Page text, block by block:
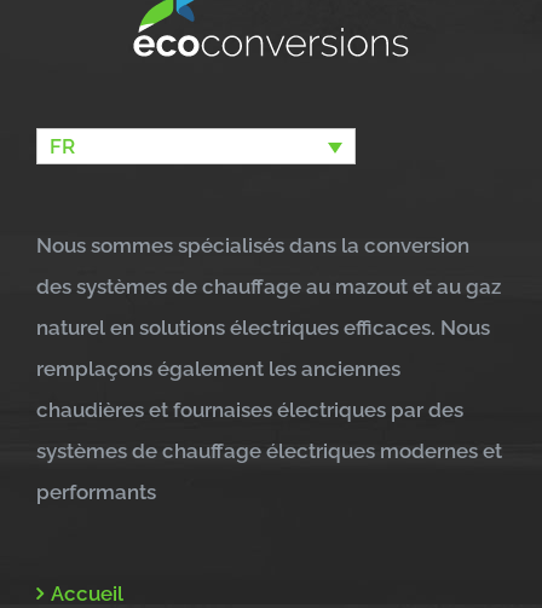
FR
Nous sommes spécialisés dans la conversion
des systèmes de chauffage au mazout et au gaz
naturel en solutions électriques efficaces. Nous
remplaçons également les anciennes
chaudières et fournaises électriques par des
systèmes de chauffage électriques modernes et
performants
Accueil